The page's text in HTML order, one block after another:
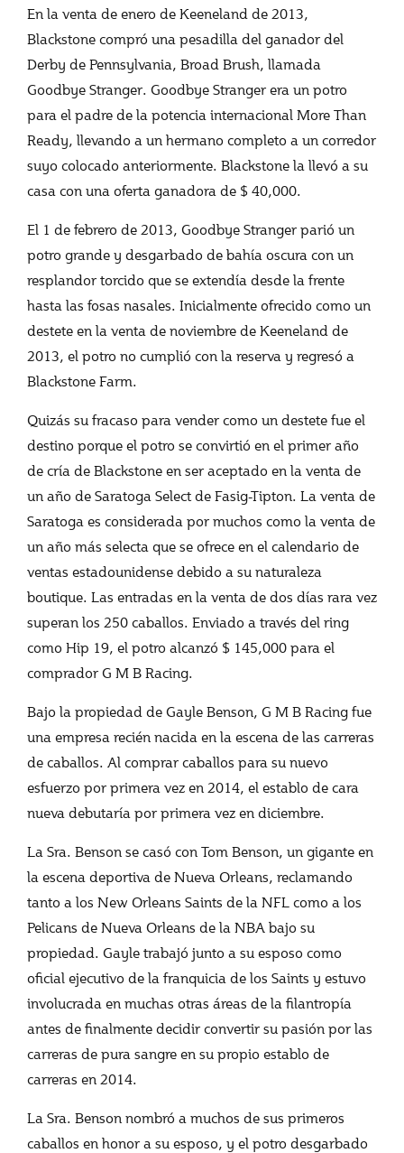
En la venta de enero de Keeneland de 2013,
Blackstone compró una pesadilla del ganador del
Derby de Pennsylvania, Broad Brush, llamada
Goodbye Stranger. Goodbye Stranger era un potro
para el padre de la potencia internacional More Than
Ready, llevando a un hermano completo a un corredor
suyo colocado anteriormente. Blackstone la llevó a su
casa con una oferta ganadora de $ 40,000.
El 1 de febrero de 2013, Goodbye Stranger parió un
potro grande y desgarbado de bahía oscura con un
resplandor torcido que se extendía desde la frente
hasta las fosas nasales. Inicialmente ofrecido como un
destete en la venta de noviembre de Keeneland de
2013, el potro no cumplió con la reserva y regresó a
Blackstone Farm.
Quizás su fracaso para vender como un destete fue el
destino porque el potro se convirtió en el primer año
de cría de Blackstone en ser aceptado en la venta de
un año de Saratoga Select de Fasig-Tipton. La venta de
Saratoga es considerada por muchos como la venta de
un año más selecta que se ofrece en el calendario de
ventas estadounidense debido a su naturaleza
boutique. Las entradas en la venta de dos días rara vez
superan los 250 caballos. Enviado a través del ring
como Hip 19, el potro alcanzó $ 145,000 para el
comprador G M B Racing.
Bajo la propiedad de Gayle Benson, G M B Racing fue
una empresa recién nacida en la escena de las carreras
de caballos. Al comprar caballos para su nuevo
esfuerzo por primera vez en 2014, el establo de cara
nueva debutaría por primera vez en diciembre.
La Sra. Benson se casó con Tom Benson, un gigante en
la escena deportiva de Nueva Orleans, reclamando
tanto a los New Orleans Saints de la NFL como a los
Pelicans de Nueva Orleans de la NBA bajo su
propiedad. Gayle trabajó junto a su esposo como
oficial ejecutivo de la franquicia de los Saints y estuvo
involucrada en muchas otras áreas de la filantropía
antes de finalmente decidir convertir su pasión por las
carreras de pura sangre en su propio establo de
carreras en 2014.
La Sra. Benson nombró a muchos de sus primeros
caballos en honor a su esposo, y el potro desgarbado